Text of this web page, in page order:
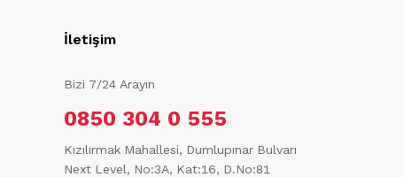
İletişim
Bizi 7/24 Arayın
0850 304 0 555
Kızılırmak Mahallesi, Dumlupınar Bulvarı
Next Level, No:3A, Kat:16, D.No:81